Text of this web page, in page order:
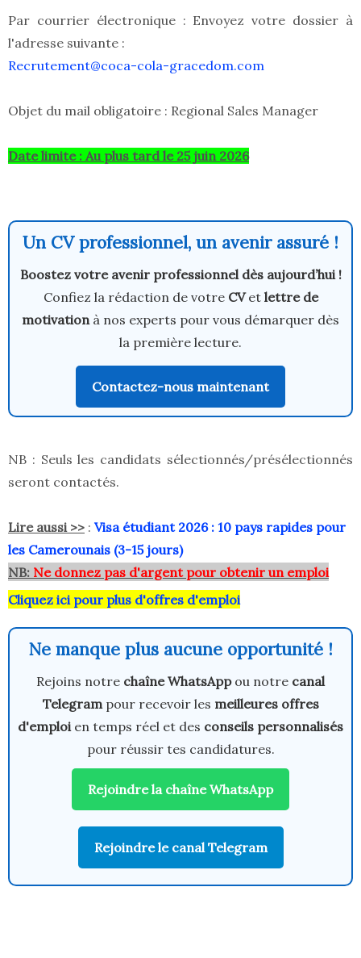
Par courrier électronique : Envoyez votre dossier à
l'adresse suivante :
Recrutement@coca-cola-gracedom.com
Objet du mail obligatoire : Regional Sales Manager
Date limite : Au plus tard le 25 juin 2026
Un CV professionnel, un avenir assuré !
Boostez votre avenir professionnel dès aujourd’hui !
Confiez la rédaction de votre CVet lettre de
motivationà nos experts pour vous démarquer dès
la première lecture.
Contactez-nous maintenant
NB : Seuls les candidats sélectionnés/présélectionnés
seront contactés.
Lire aussi >> : Visa étudiant 2026 : 10 pays rapides pour
les Camerounais (3-15 jours)
NB: Ne donnez pas d'argent pour obtenir un emploi
Cliquez ici pour plus d'offres d'emploi
Ne manque plus aucune opportunité !
Rejoins notre chaîne WhatsAppou notre canal
Telegrampour recevoir les meilleures offres
d'emploien temps réel et des conseils personnalisés
pour réussir tes candidatures.
Rejoindre la chaîne WhatsApp
Rejoindre le canal Telegram